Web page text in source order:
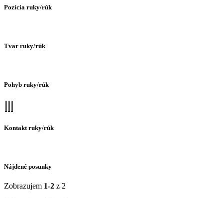
Pozícia ruky/rúk
Tvar ruky/rúk
Pohyb ruky/rúk
Kontakt ruky/rúk
Nájdené posunky
Zobrazujem 1-2 z 2